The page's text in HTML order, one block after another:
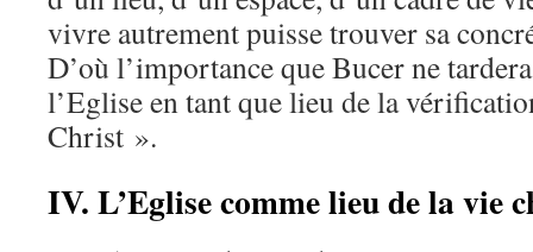
vivre autrement puisse trouver sa
D’où l’importance que Bucer ne
l’Eglise en tant que lieu de la
Christ ».
IV. L’Eglise comme lieu de la vie